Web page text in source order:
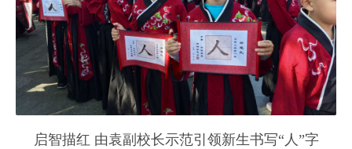
启智描红 由袁副校长示范引领新生书写“人”字